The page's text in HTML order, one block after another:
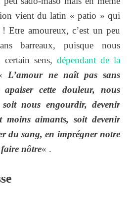
vient du latin « patio » qui
Etre amoureux, c’est un peu
barreaux, puisque nous
sens, dépendant de la
L’amour ne naît pas sans
cette douleur, nous
nous engourdir, devenir
moins aimants, soit devenir
du sang, en imprégner notre
nôtre« .